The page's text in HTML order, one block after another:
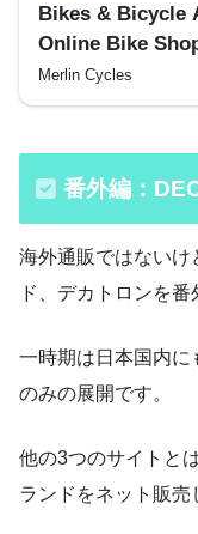
Bikes & Bicycle
Online Bike
Merlin Cycles
番外編：
海外通販ではないけ
ド、デカトロンを番
一時期は日本国内に
のみの展開です。
他の3つのサイトと
ランドをネット販売